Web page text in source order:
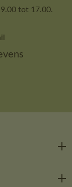
tot 17.00.